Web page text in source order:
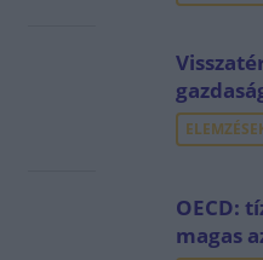
OECD:
magas